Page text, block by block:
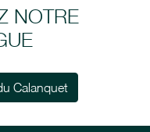
NOTRE
Calanquet